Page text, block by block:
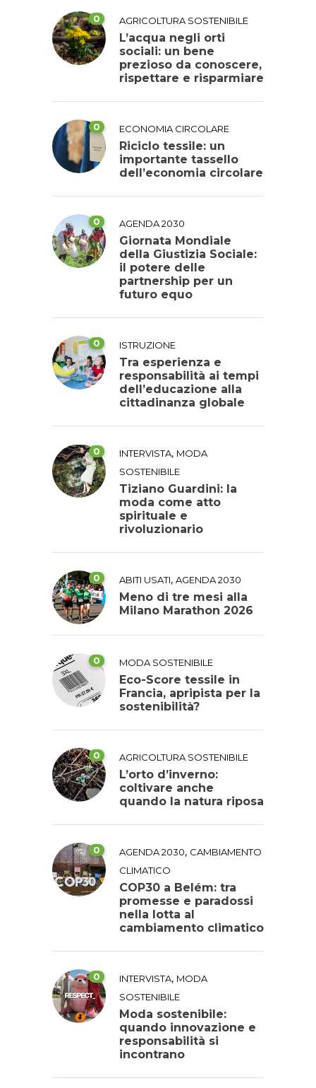
0 AGRICOLTURA SOSTENIBILE
L’acqua negli orti
sociali: un bene
prezioso da conoscere,
rispettare e risparmiare
0 ECONOMIA CIRCOLARE
Riciclo tessile: un
importante tassello
dell’economia circolare
0 AGENDA 2030
Giornata Mondiale
della Giustizia Sociale:
il potere delle
partnership per un
futuro equo
0 ISTRUZIONE
Tra esperienza e
responsabilità ai tempi
dell’educazione alla
cittadinanza globale
0 INTERVISTA, MODA
SOSTENIBILE
Tiziano Guardini: la
moda come atto
spirituale e
rivoluzionario
0 ABITI USATI, AGENDA 2030
Meno di tre mesi alla
Milano Marathon 2026
0 MODA SOSTENIBILE
Eco-Score tessile in
Francia, apripista per la
sostenibilità?
0 AGRICOLTURA SOSTENIBILE
L’orto d’inverno:
coltivare anche
quando la natura riposa
0 AGENDA 2030, CAMBIAMENTO
CLIMATICO
COP30 a Belém: tra
promesse e paradossi
nella lotta al
cambiamento climatico
0 INTERVISTA, MODA
SOSTENIBILE
Moda sostenibile:
quando innovazione e
responsabilità si
incontrano